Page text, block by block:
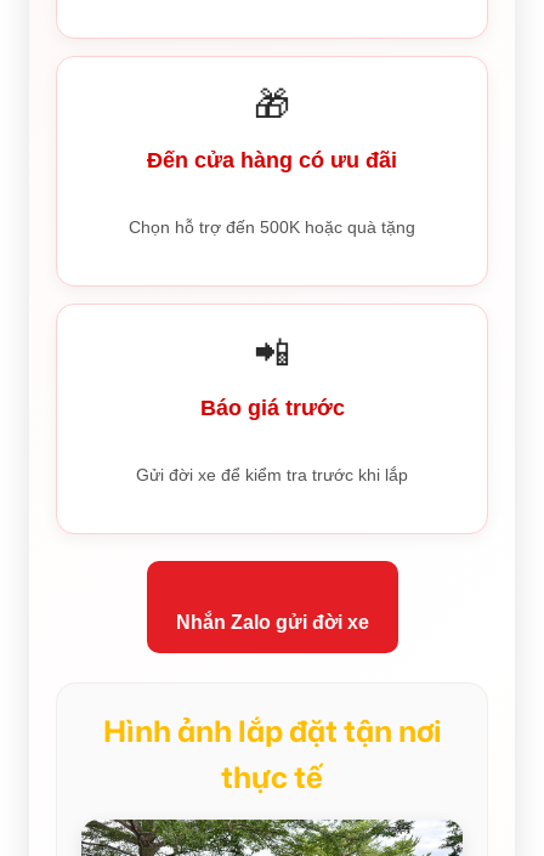
🎁
Đến cửa hàng có ưu đãi
Chọn hỗ trợ đến 500K hoặc quà tặng
📲
Báo giá trước
Gửi đời xe để kiểm tra trước khi lắp
Nhắn Zalo gửi đời xe
Hình ảnh lắp đặt tận nơi
thực tế